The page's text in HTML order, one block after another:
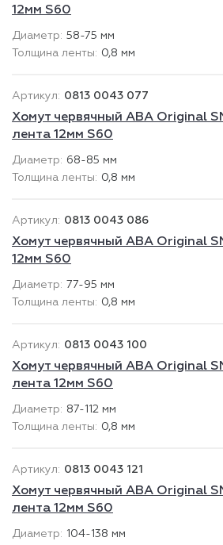
12мм S60
58-75 мм
0,8 мм
0813 0043 077
Хомут червячный ABA Original
лента 12мм S60
68-85 мм
0,8 мм
0813 0043 086
Хомут червячный ABA Original
12мм S60
77-95 мм
0,8 мм
0813 0043 100
Хомут червячный ABA Original
лента 12мм S60
87-112 мм
0,8 мм
0813 0043 121
Хомут червячный ABA Original
лента 12мм S60
104-138 мм